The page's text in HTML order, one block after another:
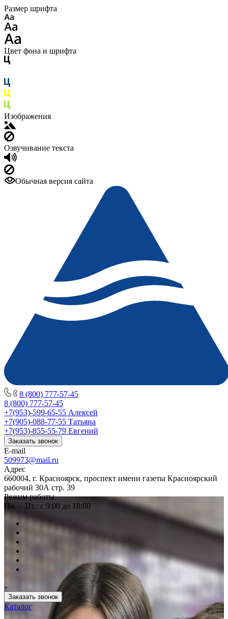
Размер шрифта
Цвет фона и шрифта
Изображения
Озвучивание текста
Обычная версия сайта
8 (800) 777-57-45
8 (800) 777-57-45
+7(953)-599-65-55 Алексей
+7(905)-088-77-55 Татьяна
+7(953)-855-55-79 Евгений
Заказать звонок
E-mail
509973@mail.ru
Адрес
660004, г. Красноярск, проспект имени газеты Красноярский
рабочий 30А стр. 39
Режим работы
Пн. – Пт.: с 9:00 до 18:00
Заказать звонок
Каталог